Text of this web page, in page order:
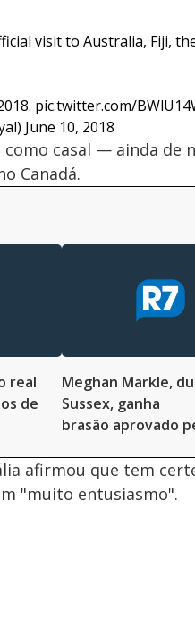
visit to Australia, Fiji,
pic.twitter.com/
June 10, 2018
casal — ainda de
Canadá.
real
de
Meghan Markle,
Sussex, ganha
brasão aprovado
afirmou que tem
"muito entusiasmo".